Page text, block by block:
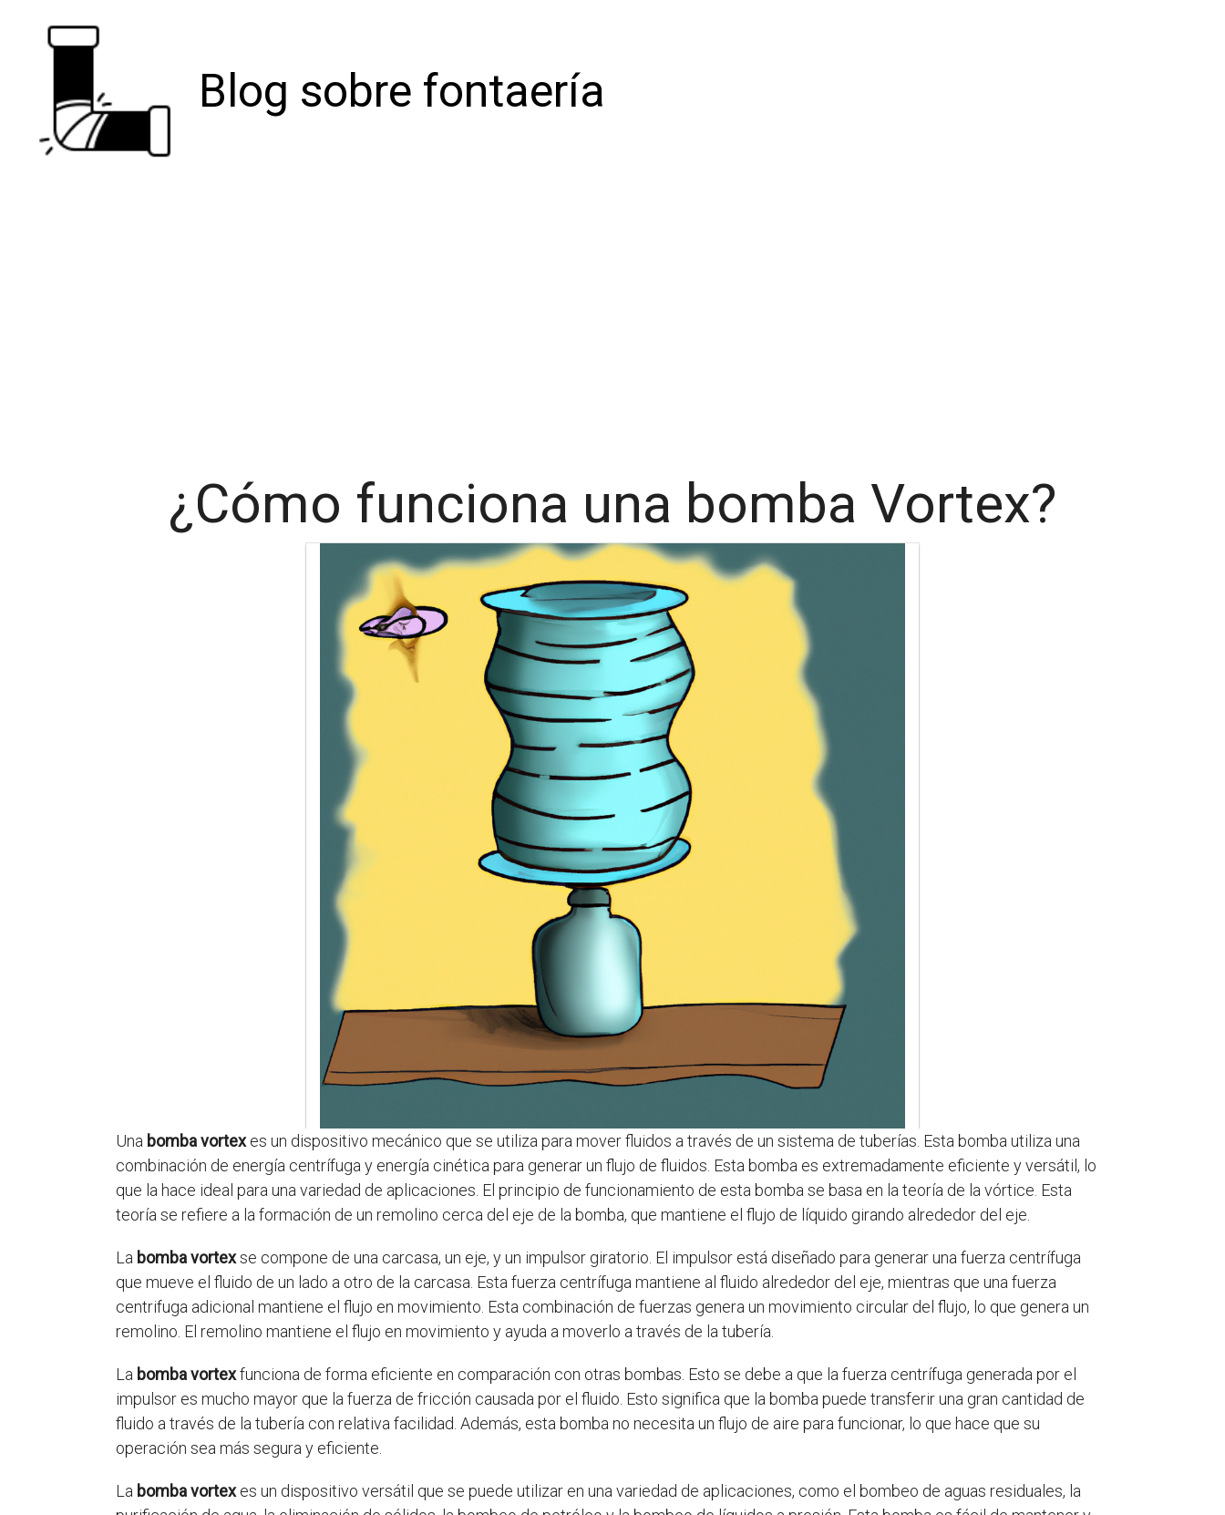
Blog sobre fontaería
¿Cómo funciona una bomba Vortex?
Una bomba vortexes un dispositivo mecánico que se utiliza para mover fluidos a través de un sistema de tuberías. Esta bomba utiliza una
combinación de energía centrífuga y energía cinética para generar un flujo de fluidos. Esta bomba es extremadamente eficiente y versátil, lo
que la hace ideal para una variedad de aplicaciones. El principio de funcionamiento de esta bomba se basa en la teoría de la vórtice. Esta
teoría se refiere a la formación de un remolino cerca del eje de la bomba, que mantiene el flujo de líquido girando alrededor del eje.
La bomba vortexse compone de una carcasa, un eje, y un impulsor giratorio. El impulsor está diseñado para generar una fuerza centrífuga
que mueve el fluido de un lado a otro de la carcasa. Esta fuerza centrífuga mantiene al fluido alrededor del eje, mientras que una fuerza
centrifuga adicional mantiene el flujo en movimiento. Esta combinación de fuerzas genera un movimiento circular del flujo, lo que genera un
remolino. El remolino mantiene el flujo en movimiento y ayuda a moverlo a través de la tubería.
La bomba vortexfunciona de forma eficiente en comparación con otras bombas. Esto se debe a que la fuerza centrífuga generada por el
impulsor es mucho mayor que la fuerza de fricción causada por el fluido. Esto significa que la bomba puede transferir una gran cantidad de
fluido a través de la tubería con relativa facilidad. Además, esta bomba no necesita un flujo de aire para funcionar, lo que hace que su
operación sea más segura y eficiente.
La bomba vortexes un dispositivo versátil que se puede utilizar en una variedad de aplicaciones, como el bombeo de aguas residuales, la